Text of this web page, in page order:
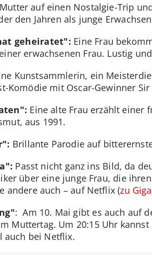
auf einen Nostalgie-Trip
den Jahren als junge
geheiratet": Eine Frau
erwachsenen Frau. Lustig
Kunstsammlerin, ein
Komödie mit Oscar-Gewinner
Eine alte Frau erzählt einer
aus 1991.
Brillante Parodie auf
Passt nicht ganz ins Bild, da
über eine junge Frau, die
andere auch – auf Netflix (zu
: Am 10. Mai gibt es auch auf
Muttertag. Um 20:15 Uhr
auch bei Netflix.